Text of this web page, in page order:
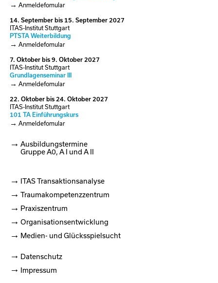
Anmeldefomular
14. September bis 15. September 2027
ITAS-Institut Stuttgart
PTSTA Weiterbildung
Anmeldefomular
7. Oktober bis 9. Oktober 2027
ITAS-Institut Stuttgart
Grundlagenseminar III
Anmeldefomular
22. Oktober bis 24. Oktober 2027
ITAS-Institut Stuttgart
101 TA Einführungskurs
Anmeldefomular
Ausbildungstermine
Gruppe A0, A I und A II
ITAS Transaktionsanalyse
Traumakompetenzzentrum
Praxiszentrum
Organisationsentwicklung
Medien- und Glücksspielsucht
Datenschutz
Impressum